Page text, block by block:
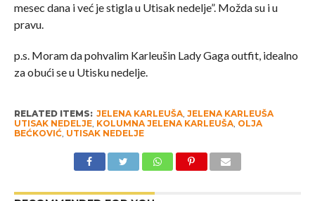
mesec dana i već je stigla u Utisak nedelje”. Možda su i u
pravu.
p.s. Moram da pohvalim Karleušin Lady Gaga outfit, idealno
za obući se u Utisku nedelje.
RELATED ITEMS: JELENA KARLEUŠA, JELENA KARLEUŠA
UTISAK NEDELJE, KOLUMNA JELENA KARLEUŠA, OLJA
BEĆKOVIĆ, UTISAK NEDELJE